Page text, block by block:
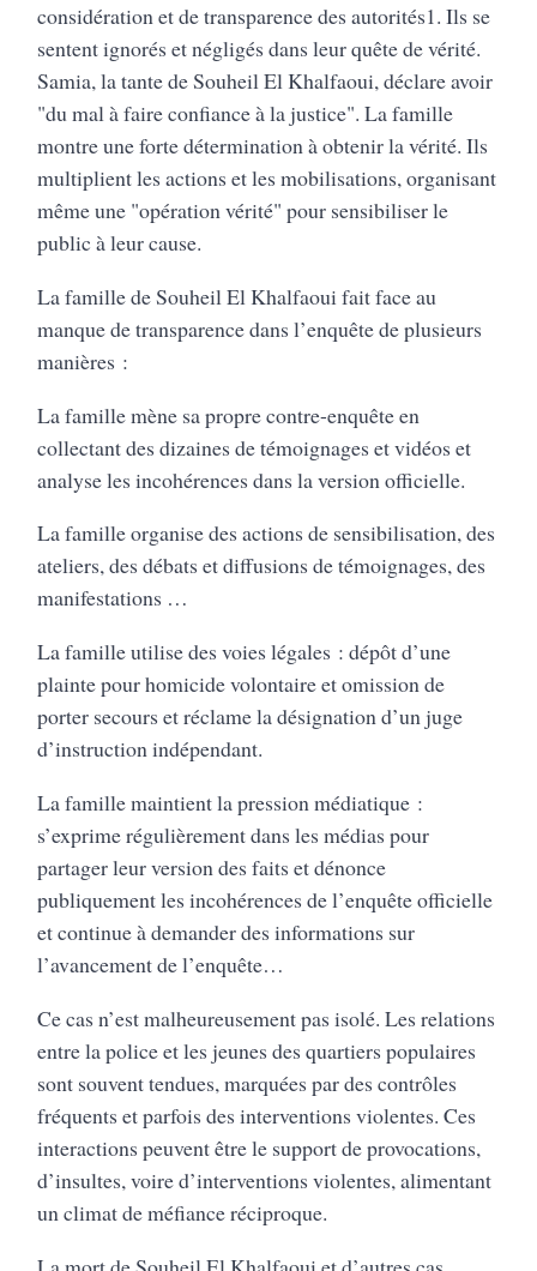
considération et de transparence des autorités1. Ils se
sentent ignorés et négligés dans leur quête de vérité.
Samia, la tante de Souheil El Khalfaoui, déclare avoir
"du mal à faire confiance à la justice". La famille
montre une forte détermination à obtenir la vérité. Ils
multiplient les actions et les mobilisations, organisant
même une "opération vérité" pour sensibiliser le
public à leur cause.
La famille de Souheil El Khalfaoui fait face au
manque de transparence dans l’enquête de plusieurs
manières :
La famille mène sa propre contre-enquête en
collectant des dizaines de témoignages et vidéos et
analyse les incohérences dans la version officielle.
La famille organise des actions de sensibilisation, des
ateliers, des débats et diffusions de témoignages, des
manifestations …
La famille utilise des voies légales : dépôt d’une
plainte pour homicide volontaire et omission de
porter secours et réclame la désignation d’un juge
d’instruction indépendant.
La famille maintient la pression médiatique :
s’exprime régulièrement dans les médias pour
partager leur version des faits et dénonce
publiquement les incohérences de l’enquête officielle
et continue à demander des informations sur
l’avancement de l’enquête…
Ce cas n’est malheureusement pas isolé. Les relations
entre la police et les jeunes des quartiers populaires
sont souvent tendues, marquées par des contrôles
fréquents et parfois des interventions violentes. Ces
interactions peuvent être le support de provocations,
d’insultes, voire d’interventions violentes, alimentant
un climat de méfiance réciproque.